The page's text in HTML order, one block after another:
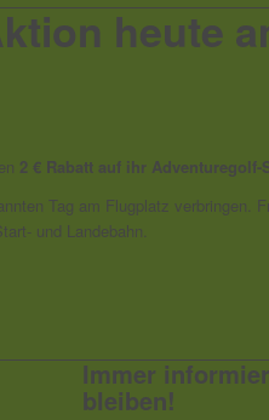
heute
2 € Rabatt auf ihr Adventuregolf-
Tag am Flugplatz verbringen.
und Landebahn.
Immer
bleiben!